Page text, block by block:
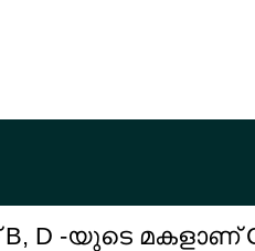
D -യുടെ മകളാണ്